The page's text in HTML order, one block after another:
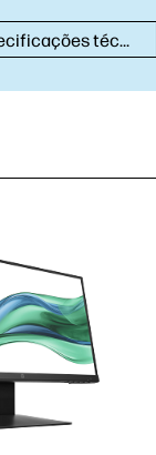
Ver todas as especificações técnicas